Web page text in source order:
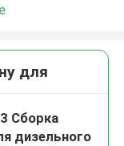
для
Сборка
дизельного